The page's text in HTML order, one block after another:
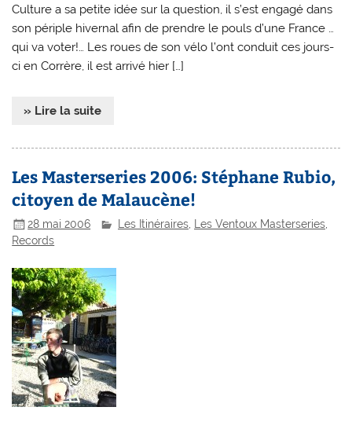
Culture a sa petite idée sur la question, il s’est engagé dans
son périple hivernal afin de prendre le pouls d’une France …
qui va voter!… Les roues de son vélo l’ont conduit ces jours-
ci en Corrère, il est arrivé hier […]
» Lire la suite
Les Masterseries 2006: Stéphane Rubio,
citoyen de Malaucène!
28 mai 2006 Les Itinéraires Les Ventoux Masterseries
Records